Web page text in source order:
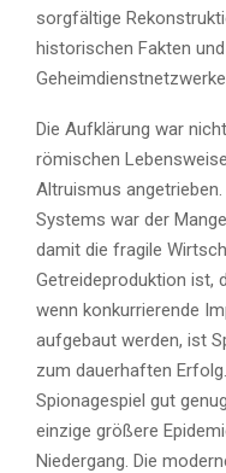
sorgfältige
historischen Fakten
Die Aufklärung war
römischen
Altruismus
Systems war der
damit die fragile
Getreideproduktion ist,
wenn konkurrierende
aufgebaut werden, ist
zum dauerhaften
Spionagespiel gut
einzige größere
Niedergang. Die